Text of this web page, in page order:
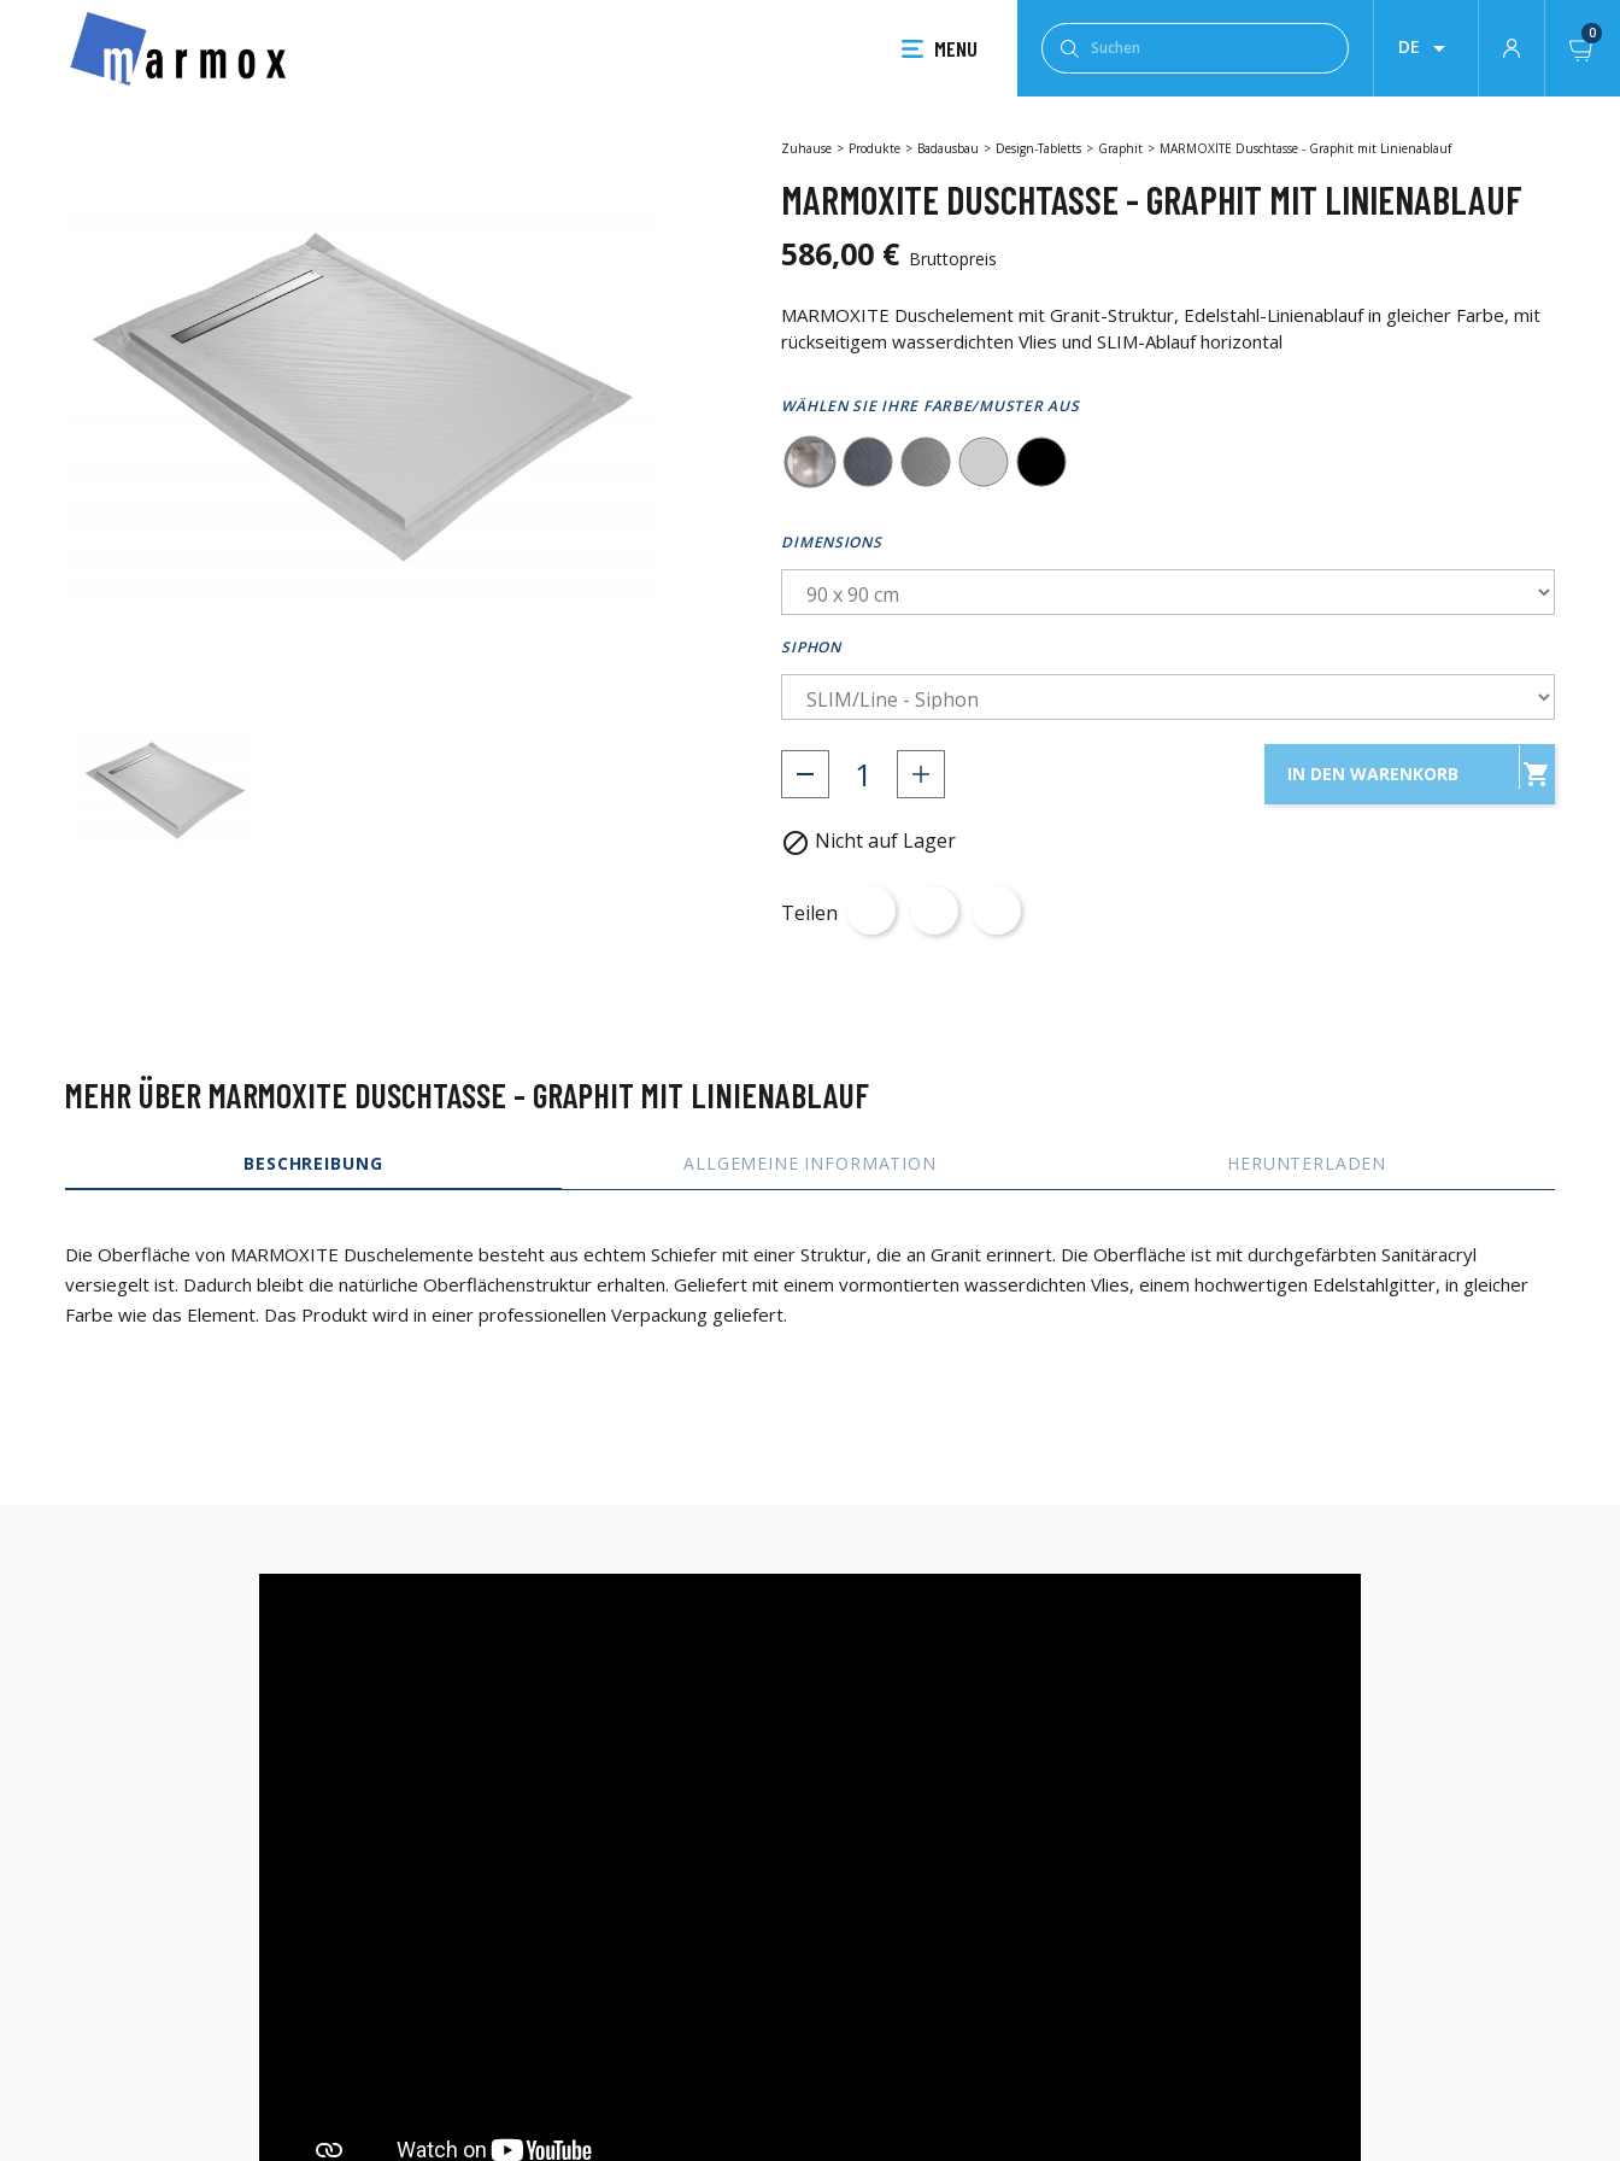
MENU DE 
0
Zuhause Produkte Badausbau Design-Tabletts Graphit MARMOXITE Duschtasse - Graphit mit Linienablauf
MARMOXITE DUSCHTASSE - GRAPHIT MIT LINIENABLAUF
586,00 € Bruttopreis
MARMOXITE Duschelement mit Granit-Struktur, Edelstahl-Linienablauf in gleicher Farbe, mit
rückseitigem wasserdichten Vlies und SLIM-Ablauf horizontal
WÄHLEN SIE IHRE FARBE/MUSTER AUS
DIMENSIONS
SIPHON
IN DEN WARENKORB 
 Nicht auf Lager
Teilen
MEHR ÜBER MARMOXITE DUSCHTASSE - GRAPHIT MIT LINIENABLAUF
BESCHREIBUNG ALLGEMEINE INFORMATION HERUNTERLADEN
Die Oberfläche von MARMOXITE Duschelemente besteht aus echtem Schiefer mit einer Struktur, die an Granit erinnert. Die Oberfläche ist mit durchgefärbten Sanitäracryl
versiegelt ist. Dadurch bleibt die natürliche Oberflächenstruktur erhalten. Geliefert mit einem vormontierten wasserdichten Vlies, einem hochwertigen Edelstahlgitter, in gleicher
Farbe wie das Element. Das Produkt wird in einer professionellen Verpackung geliefert.